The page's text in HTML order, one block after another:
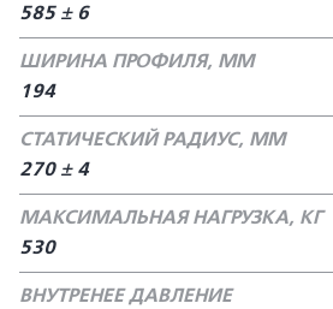
585 ± 6
ШИРИНА ПРОФИЛЯ, ММ
194
СТАТИЧЕСКИЙ РАДИУС, ММ
270 ± 4
МАКСИМАЛЬНАЯ НАГРУЗКА, КГ
530
ВНУТРЕНЕЕ ДАВЛЕНИЕ